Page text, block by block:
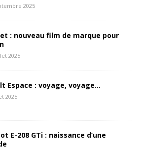
2025
: nouveau film de marque pour
2025
Espace : voyage, voyage…
2025
E-208 GTi : naissance d’une